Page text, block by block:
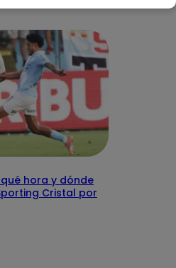
hora y dónde
Cristal por